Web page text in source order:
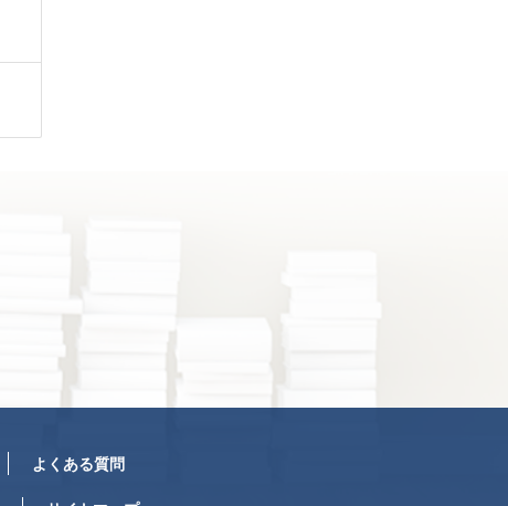
よくある質問